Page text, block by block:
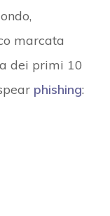
marcata
dei primi 10
phishing: